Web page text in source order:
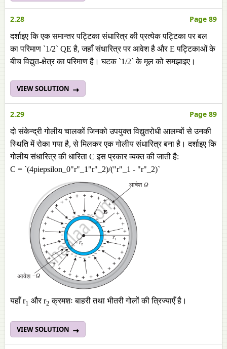
2.28 Page 89
दर्शाइए कि एक समान्तर पट्टिका संधारित्र की प्रत्येक पट्टिका पर बल
का परिमाण `1/2` QE है, जहाँ संधारित्र पर आवेश है और E पट्टिकाओं के
बीच विद्युत-क्षेत्र का परिमाण है। घटक `1/2` के मूल को समझाइए।
VIEW SOLUTION
2.29 Page 89
दो संकेन्द्री गोलीय चालकों जिनको उपयुक्त विद्युतरोधी आलम्बों से उनकी
स्थिति में रोका गया है, से मिलकर एक गोलीय संधारित्र बना है। दर्शाइए कि
गोलीय संधारित्र की धारिता C इस प्रकार व्यक्त की जाती है:
C = `(4piepsilon_0"r"_1"r"_2)/("r"_1 - "r"_2)`
यहाँ r1 और r2 क्रमशः बाहरी तथा भीतरी गोलों की त्रिज्याएँ है।
VIEW SOLUTION